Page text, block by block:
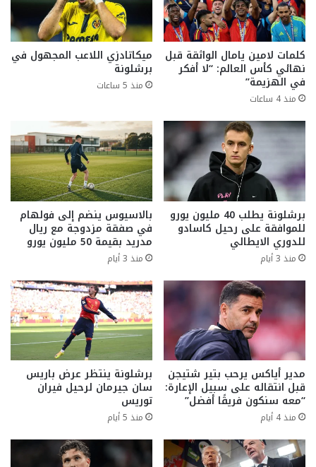
كلمات لامين يامال الواثقة قبل
نهائي كأس العالم: “لا أفكر
في الهزيمة”
منذ 4 ساعات
ميكاتادزي اللاعب المجهول في
برشلونة
منذ 5 ساعات
برشلونة يطلب 40 مليون يورو
للموافقة على رحيل كاسادو
للدوري الايطالي
منذ 3 أيام
بالاسيوس ينضم إلى فولهام
في صفقة مزدوجة مع ريال
مدريد بقيمة 50 مليون يورو
منذ 3 أيام
مدير أياكس يرحب بتير شتيجن
قبل انتقاله على سبيل الإعارة:
“معه سنكون فريقًا أفضل”
منذ 4 أيام
برشلونة ينتظر عرض باريس
سان جيرمان لرحيل فيران
توريس
منذ 5 أيام